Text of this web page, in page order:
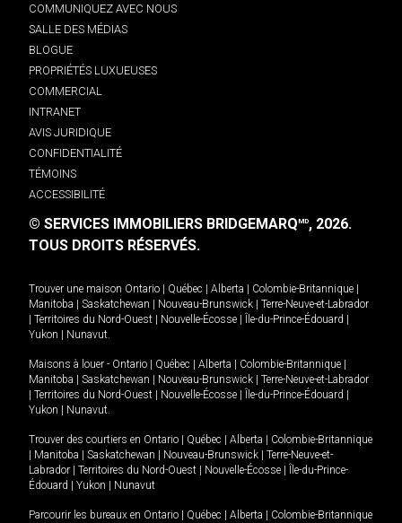
COMMUNIQUEZ AVEC NOUS
SALLE DES MÉDIAS
BLOGUE
PROPRIÉTÉS LUXUEUSES
COMMERCIAL
INTRANET
AVIS JURIDIQUE
CONFIDENTIALITÉ
TÉMOINS
ACCESSIBILITÉ
© SERVICES IMMOBILIERS BRIDGEMARQMD, 2026.
TOUS DROITS RÉSERVÉS.
Trouver une maison Ontario Québec Alberta Colombie-Britannique
Manitoba
Saskatchewan Nouveau-Brunswick
Terre-Neuve-et-Labrador
Territoires du Nord-Ouest Nouvelle-Écosse Île-du-Prince-Édouard
Yukon
Nunavut.
Maisons à louer - Ontario Québec Alberta Colombie-Britannique
Manitoba
Saskatchewan Nouveau-Brunswick
Terre-Neuve-et-Labrador
Territoires du Nord-Ouest Nouvelle-Écosse Île-du-Prince-Édouard
Yukon
Nunavut.
Trouver des courtiers en Ontario Québec Alberta
Colombie-Britannique
Manitoba Saskatchewan Nouveau-Brunswick
Terre-Neuve-et-
Labrador
Territoires du Nord-Ouest Nouvelle-Écosse
Île-du-Prince-
Édouard
Yukon Nunavut
Parcourir les bureaux en Ontario Québec Alberta
Colombie-Britannique